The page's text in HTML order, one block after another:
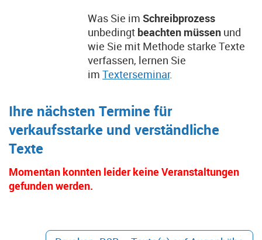
Was Sie im Schreibprozess
unbedingt beachten müssen und
wie Sie mit Methode starke Texte
verfassen, lernen Sie
im Texterseminar.
Ihre nächsten Termine für
verkaufsstarke und verständliche
Texte
Momentan konnten leider keine Veranstaltungen
gefunden werden.